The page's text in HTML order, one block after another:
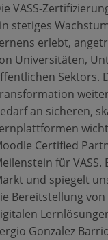
VASS-
stetiges
erlebt,
Universitäten,
Sektors.
an sicheren,
Certified
für
und spiegelt
Bereitstellung
Gonzalez